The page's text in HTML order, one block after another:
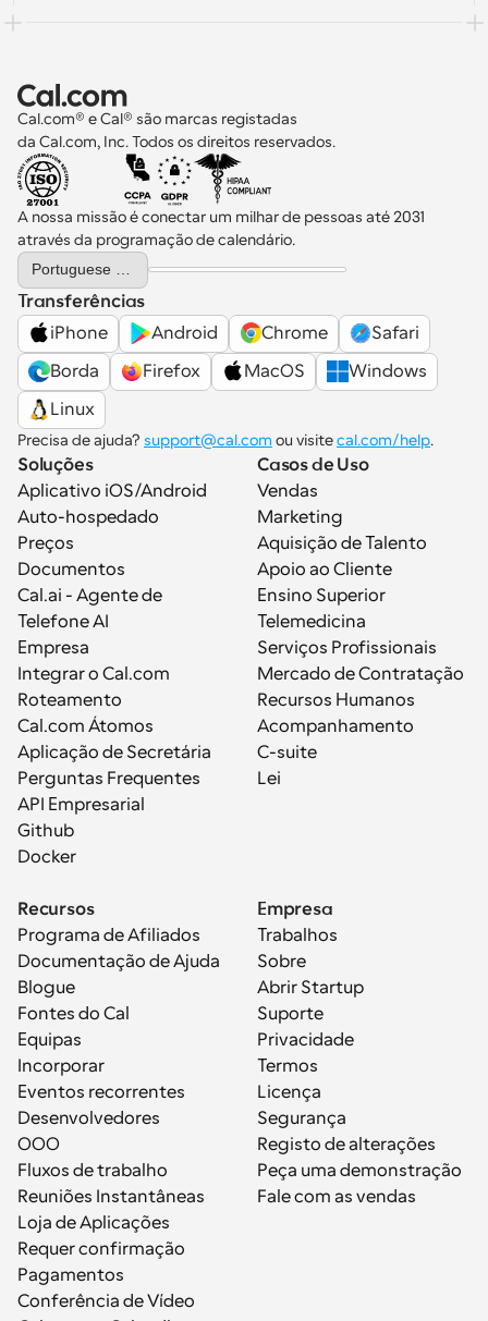
Cal.com® e Cal® são marcas registadas
da Cal.com, Inc. Todos os direitos reservados.
A nossa missão é conectar um milhar de pessoas até 2031
através da programação de calendário.
Select Language
Portuguese (Portugal)
Transferências
iPhone
Android Chrome
Safari
Borda
Firefox MacOS
Windows
Linux
Precisa de ajuda? support@cal.com ou visite cal.com/help.
Soluções
Aplicativo iOS/Android
Auto-hospedado
Preços
Documentos
Cal.ai - Agente de
Telefone AI
Empresa
Integrar o Cal.com
Roteamento
Cal.com Átomos
Aplicação de Secretária
Perguntas Frequentes
API Empresarial
Github
Docker
Casos de Uso
Vendas
Marketing
Aquisição de Talento
Apoio ao Cliente
Ensino Superior
Telemedicina
Serviços Profissionais
Mercado de Contratação
Recursos Humanos
Acompanhamento
C-suite
Lei
Recursos
Programa de Afiliados
Documentação de Ajuda
Blogue
Fontes do Cal
Equipas
Incorporar
Eventos recorrentes
Desenvolvedores
OOO
Fluxos de trabalho
Reuniões Instantâneas
Loja de Aplicações
Requer confirmação
Pagamentos
Conferência de Vídeo
Empresa
Trabalhos
Sobre
Abrir Startup
Suporte
Privacidade
Termos
Licença
Segurança
Registo de alterações
Peça uma demonstração
Fale com as vendas